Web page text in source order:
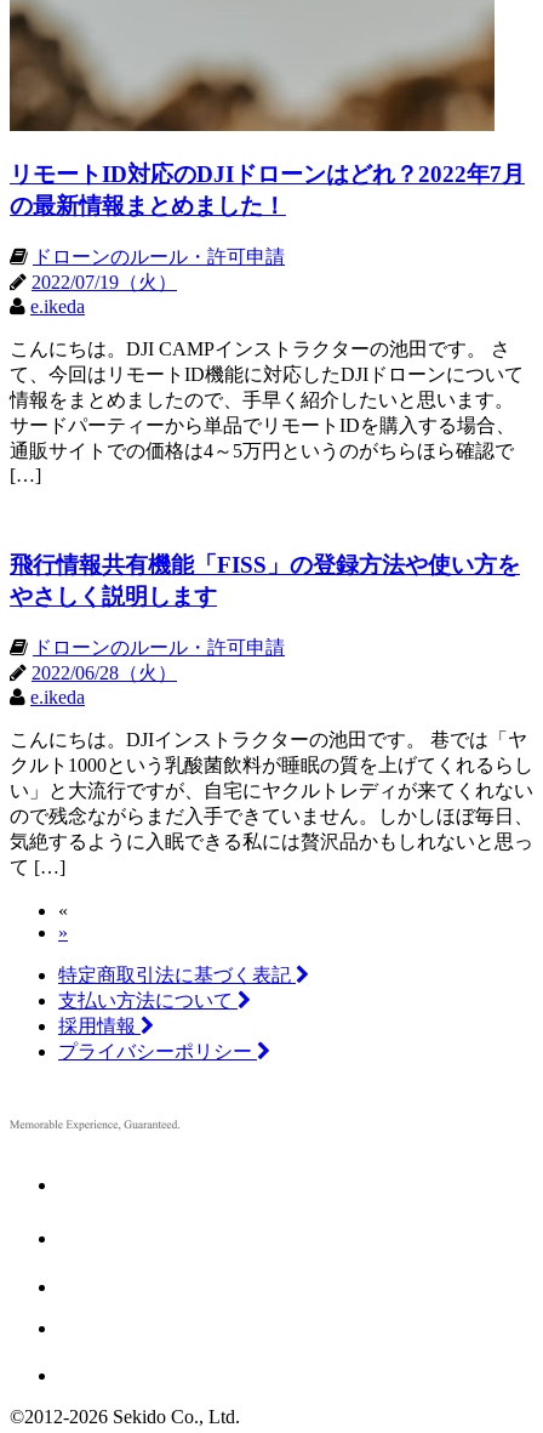
リモートID対応のDJIドローンはどれ？2022年7月
の最新情報まとめました！
ドローンのルール・許可申請
2022/07/19（火）
e.ikeda
こんにちは。DJI CAMPインストラクターの池田です。 さ
て、今回はリモートID機能に対応したDJIドローンについて
情報をまとめましたので、手早く紹介したいと思います。
サードパーティーから単品でリモートIDを購入する場合、
通販サイトでの価格は4～5万円というのがちらほら確認で
[…]
飛行情報共有機能「FISS」の登録方法や使い方を
やさしく説明します
ドローンのルール・許可申請
2022/06/28（火）
e.ikeda
こんにちは。DJIインストラクターの池田です。 巷では「ヤ
クルト1000という乳酸菌飲料が睡眠の質を上げてくれるらし
い」と大流行ですが、自宅にヤクルトレディが来てくれない
ので残念ながらまだ入手できていません。しかしほぼ毎日、
気絶するように入眠できる私には贅沢品かもしれないと思っ
て […]
«
»
特定商取引法に基づく表記
支払い方法について
採用情報
プライバシーポリシー
©2012-2026 Sekido Co., Ltd.